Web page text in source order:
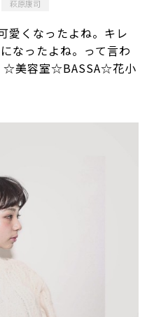
萩原康司
愛くなったよね。キレ
なったよね。って言わ
☆美容室☆BASSA☆花小